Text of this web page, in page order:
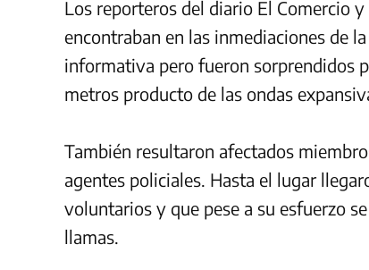
Los reporteros del diario El Comercio
encontraban en las inmediaciones de
informativa pero fueron sorprendidos
metros producto de las ondas
También resultaron afectados
agentes policiales. Hasta el lugar
voluntarios y que pese a su esfuerzo
llamas.